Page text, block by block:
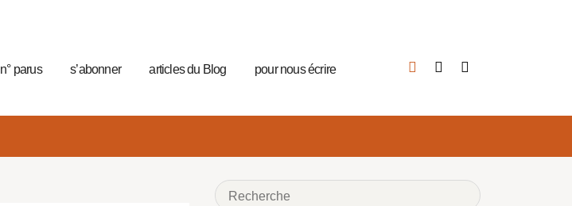
n° parus s’abonner articles du Blog pour nous écrire